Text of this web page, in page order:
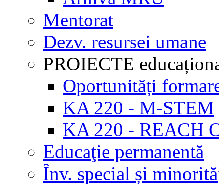
Mentorat
Dezv. resursei umane
PROIECTE
Oportunități
KA 220 - M-STEM
KA 220 - REACH
Educaţie permanentă
Înv. special și